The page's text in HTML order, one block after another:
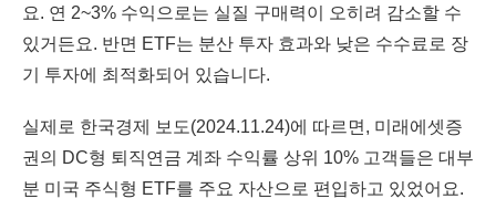
요. 연 2~3% 수익으로는 실질 구매력이 오히려 감소할 수
있거든요. 반면 ETF는 분산 투자 효과와 낮은 수수료로 장
기 투자에 최적화되어 있습니다.
실제로 한국경제 보도(2024.11.24)에 따르면, 미래에셋증
권의 DC형 퇴직연금 계좌 수익률 상위 10% 고객들은 대부
분 미국 주식형 ETF를 주요 자산으로 편입하고 있었어요.